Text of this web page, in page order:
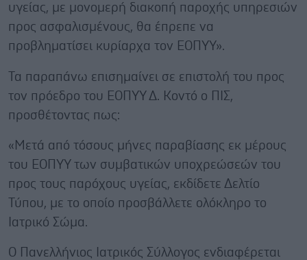
υγείας, με μονομερή διακοπή παροχής υπηρεσιών
προς ασφαλισμένους, θα έπρεπε να
προβληματίσει κυρίαρχα τον ΕΟΠΥΥ».
Τα παραπάνω επισημαίνει σε επιστολή του προς
τον πρόεδρο του ΕΟΠΥΥ Δ. Κοντό ο ΠΙΣ,
προσθέτοντας πως:
«Μετά από τόσους μήνες παραβίασης εκ μέρους
του ΕΟΠΥΥ των συμβατικών υποχρεώσεών του
προς τους παρόχους υγείας, εκδίδετε Δελτίο
Τύπου, με το οποίο προσβάλλετε ολόκληρο το
Ιατρικό Σώμα.
Ο Πανελλήνιος Ιατρικός Σύλλογος ενδιαφέρεται